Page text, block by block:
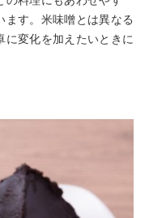
ます。米味噌とは異なる
に変化を加えたいときに